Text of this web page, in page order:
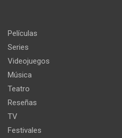
Películas
Series
Videojuegos
Música
Teatro
Reseñas
TV
Festivales